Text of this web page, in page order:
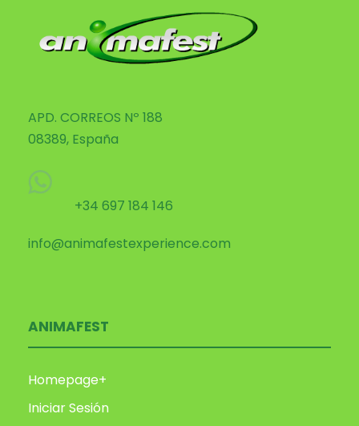
APD. CORREOS Nº 188
08389, España
+34 697 184 146
info@animafestexperience.com
ANIMAFEST
Homepage+
Iniciar Sesión